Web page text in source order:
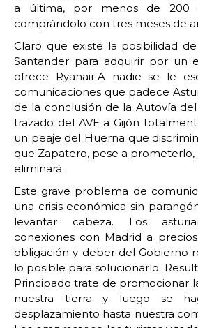
a última, por menos de 200
comprándolo con tres meses de
Claro que existe la posibilidad
Santander para adquirir por un
ofrece Ryanair.A nadie se le
comunicaciones que padece
de la conclusión de la Autovía
trazado del AVE a Gijón
un peaje del Huerna que
que Zapatero, pese a prometerlo,
eliminará.
Este grave problema de
una crisis económica sin
levantar cabeza. Los
conexiones con Madrid a
obligación y deber del Gobierno
lo posible para solucionarlo.
Principado trate de promocionar
nuestra tierra y luego se
desplazamiento hasta nuestra